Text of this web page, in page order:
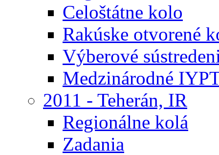
Celoštátne kolo
Rakúske otvorené
Výberové
Medzinárodné
2011 - Teherán, IR
Regionálne kolá
Zadania